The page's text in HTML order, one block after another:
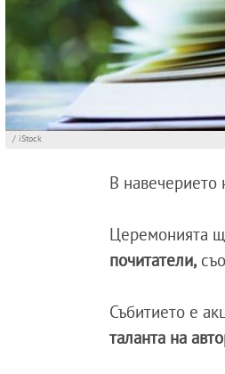
/ iStock
В навечерието
Церемонията
почитатели,
Събитието е
таланта на